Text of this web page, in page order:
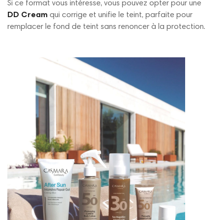
Si ce format vous intéresse, vous pouvez opter pour une
DD Cream qui corrige et unifie le teint, parfaite pour
remplacer le fond de teint sans renoncer à la protection.